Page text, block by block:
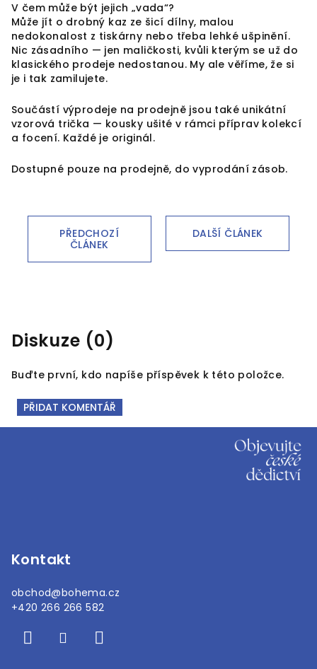
V čem může být jejich „vada“?
Může jít o drobný kaz ze šicí dílny, malou
nedokonalost z tiskárny nebo třeba lehké ušpinění.
Nic zásadního — jen maličkosti, kvůli kterým se už do
klasického prodeje nedostanou. My ale věříme, že si
je i tak zamilujete.
Součástí výprodeje na prodejně jsou také unikátní
vzorová trička — kousky ušité v rámci příprav kolekcí
a focení. Každé je originál.
Dostupné pouze na prodejně, do vyprodání zásob.
PŘEDCHOZÍ
ČLÁNEK
DALŠÍ ČLÁNEK
Diskuze (0)
Buďte první, kdo napíše příspěvek k této položce.
PŘIDAT KOMENTÁŘ
Kontakt
obchod@bohema.cz
+420 266 266 582